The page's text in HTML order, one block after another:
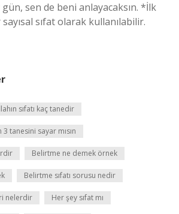
gün, sen de beni anlayacaksın. *İlk
sıfat olarak kullanılabilir.
sıfatı kaç tanedir
3 tanesini sayar mısın
Belirtme ne demek örnek
Belirtme sıfatı sorusu nedir
nelerdir Her şey sıfat mı